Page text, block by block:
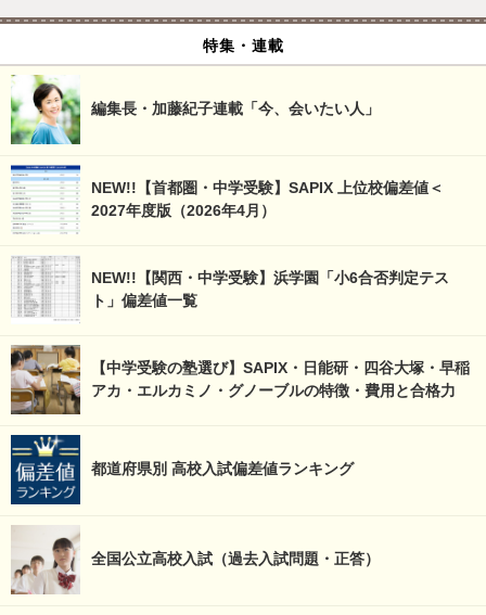
特集・連載
編集長・加藤紀子連載「今、会いたい人」
NEW!!【首都圏・中学受験】SAPIX 上位校偏差値＜
2027年度版（2026年4月）
NEW!!【関西・中学受験】浜学園「小6合否判定テス
ト」偏差値一覧
【中学受験の塾選び】SAPIX・日能研・四谷大塚・早稲
アカ・エルカミノ・グノーブルの特徴・費用と合格力
都道府県別 高校入試偏差値ランキング
全国公立高校入試（過去入試問題・正答）